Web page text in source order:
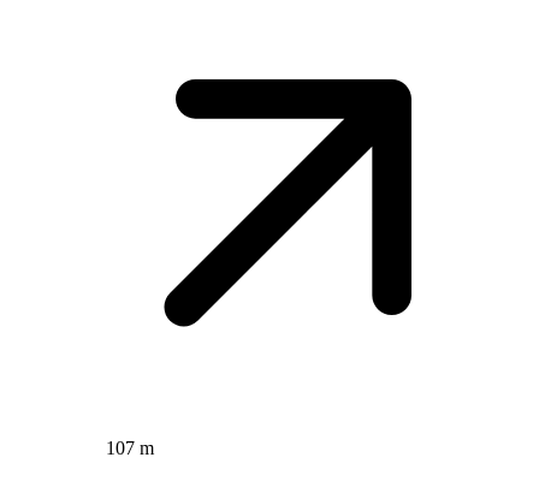
107 m